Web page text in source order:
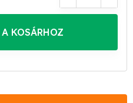
KOSÁRHOZ